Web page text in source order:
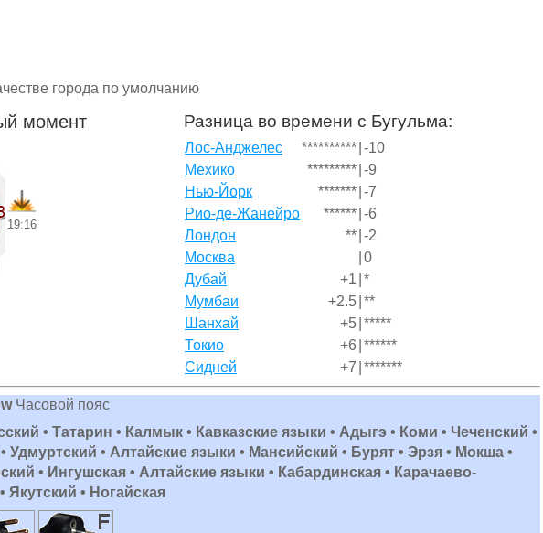
города по умолчанию
момент
19:16
Разница во времени с Бугульма:
Лос-Анджелес ********** -10
Мехико
********* -9
Нью-Йорк
******* -7
Рио-де-Жанейро
****** -6
Лондон
** -2
Москва
0
Дубай
+1 *
Мумбаи
+2.5 **
Шанхай
+5 *****
Токио
+6 ******
Сидней
+7 *******
Часовой пояс
• Татарин • Калмык • Кавказские языки • Адыгэ • Коми • Чеченский •
Удмуртский • Алтайские языки • Мансийский • Бурят • Эрзя • Мокша •
• Ингушская • Алтайские языки • Кабардинская • Карачаево-
Якутский • Ногайская